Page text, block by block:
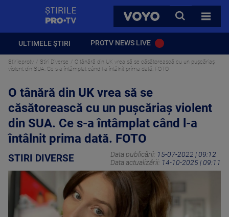
VOYO
CAUTA
TOATE
ULTIMELE ȘTIRI PROTV NEWS LIVE
Stirileprotv Stiri Diverse
O tânără din UK vrea să se căsătorească cu un pușcăriaș
violent din SUA. Ce s-a întâmplat când l-a întâlnit prima dată. FOTO
O tânără din UK vrea să se
căsătorească cu un pușcăriaș violent
din SUA. Ce s-a întâmplat când l-a
întâlnit prima dată. FOTO
STIRI DIVERSE Data publicării: 15-07-2022 | 09:12
Data actualizării: 14-10-2025 | 09:11